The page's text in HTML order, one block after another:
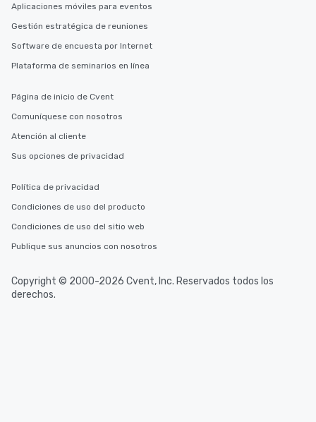
Aplicaciones móviles para eventos
Gestión estratégica de reuniones
Software de encuesta por Internet
Plataforma de seminarios en línea
Página de inicio de Cvent
Comuníquese con nosotros
Atención al cliente
Sus opciones de privacidad
Política de privacidad
Condiciones de uso del producto
Condiciones de uso del sitio web
Publique sus anuncios con nosotros
Copyright © 2000-2026 Cvent, Inc. Reservados todos los
derechos.